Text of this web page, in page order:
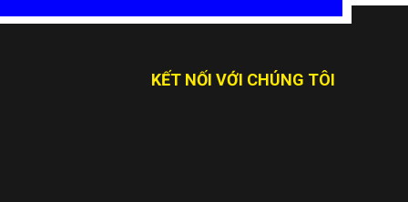
KẾT NỐI VỚI CHÚNG TÔI